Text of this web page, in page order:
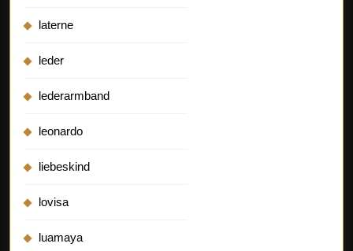
laterne
leder
lederarmband
leonardo
liebeskind
lovisa
luamaya